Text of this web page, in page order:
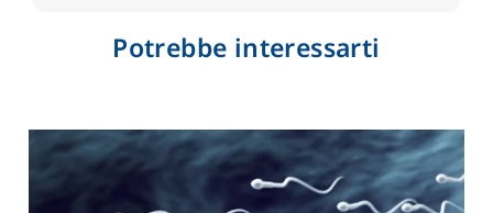
Potrebbe interessarti